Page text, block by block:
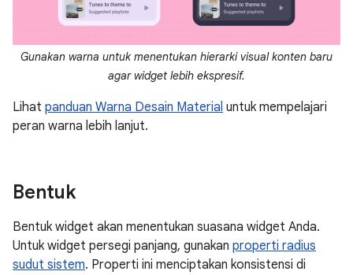
Gunakan warna untuk menentukan hierarki visual konten baru
agar widget lebih ekspresif.
Lihat panduan Warna Desain Material untuk mempelajari
peran warna lebih lanjut.
Bentuk
Bentuk widget akan menentukan suasana widget Anda.
Untuk widget persegi panjang, gunakan properti radius
sudut sistem. Properti ini menciptakan konsistensi di